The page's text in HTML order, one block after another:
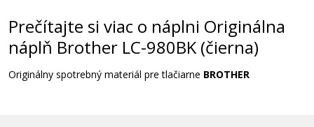
14,90 €
Prečítajte si viac o náplni Originálna
náplň Brother LC-980BK (čierna)
Originálny spotrebný materiál pre tlačiarne BROTHER